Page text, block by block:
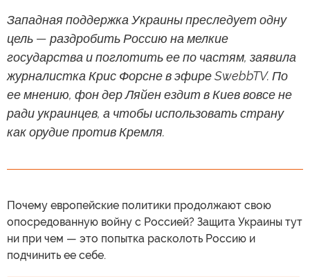
Западная поддержка Украины преследует одну
цель — раздробить Россию на мелкие
государства и поглотить ее по частям, заявила
журналистка Крис Форсне в эфире SwebbTV. По
ее мнению, фон дер Ляйен ездит в Киев вовсе не
ради украинцев, а чтобы использовать страну
как орудие против Кремля.
Почему европейские политики продолжают свою
опосредованную войну с Россией? Защита Украины тут
ни при чем — это попытка расколоть Россию и
подчинить ее себе.